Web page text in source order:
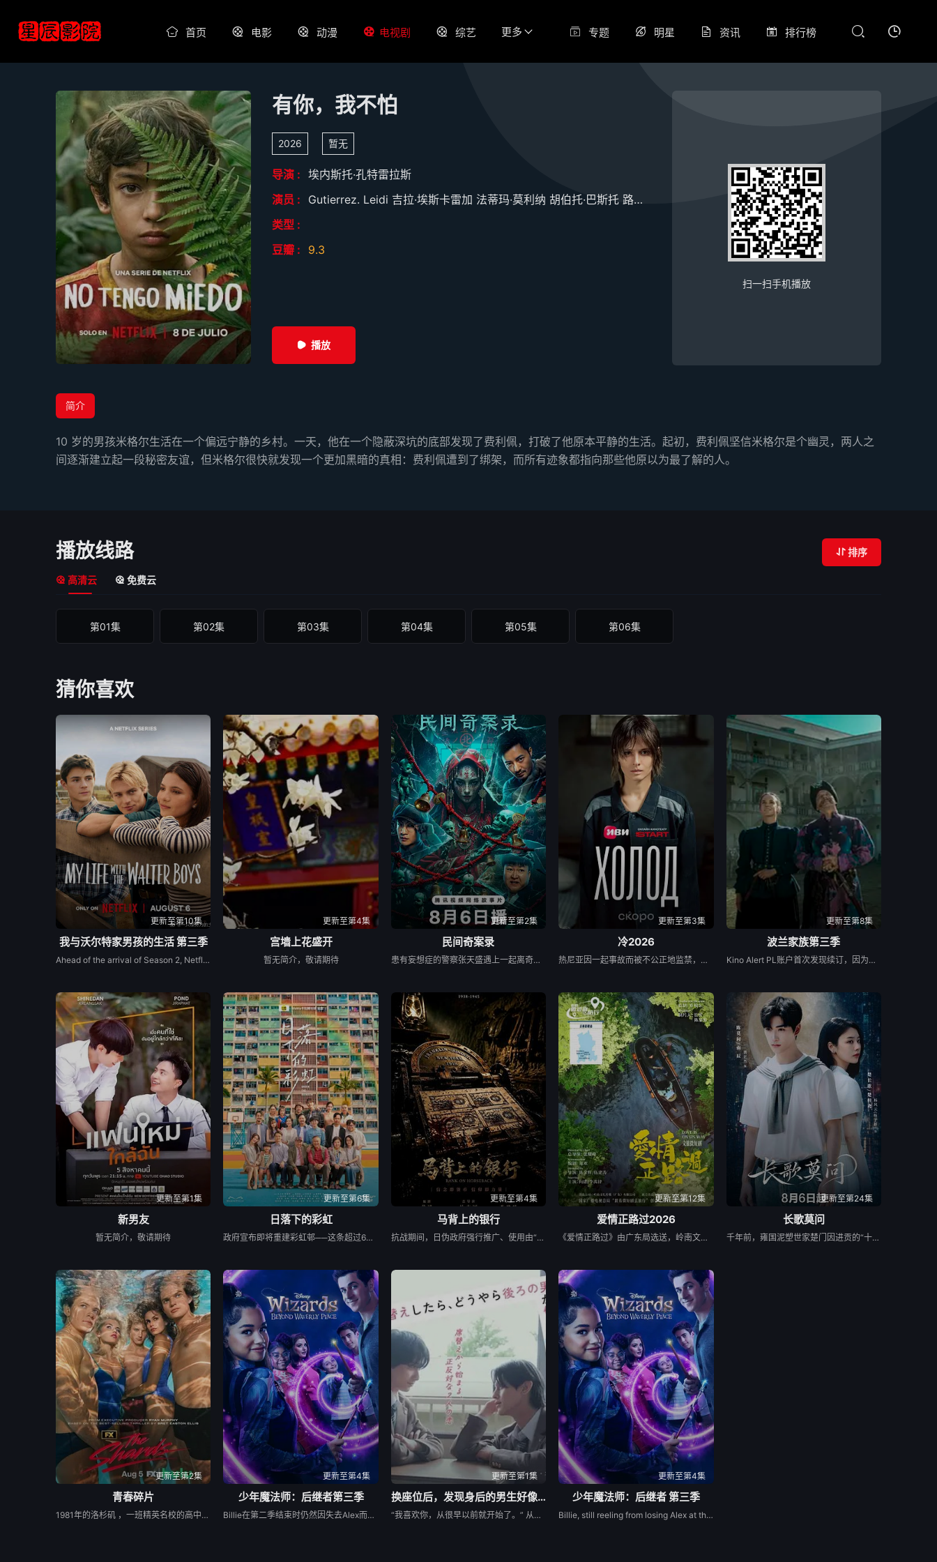
首页 电影 动漫 电视剧 综艺 更多 专题 明星 资讯 排行榜
有你，我不怕
2026 暂无
导演 : 埃内斯托·孔特雷拉斯
演员 :
Gutierrez. Leidi 吉拉·埃斯卡雷加 法蒂玛·莫利纳 胡伯托·巴斯托 路易斯·阿伯提
类型 :
豆瓣 :
9.3
播放
扫一扫手机播放
简介
10 岁的男孩米格尔生活在一个偏远宁静的乡村。一天，他在一个隐蔽深坑的底部发现了费利佩，打破了他原本平静的生活。起初，费利佩坚信米格尔是个幽灵，两人之
间逐渐建立起一段秘密友谊，但米格尔很快就发现一个更加黑暗的真相：费利佩遭到了绑架，而所有迹象都指向那些他原以为最了解的人。
播放线路 排序
高清云 免费云
第01集 第02集 第03集 第04集 第05集 第06集
猜你喜欢
更新至第10集
我与沃尔特家男孩的生活 第三季
Ahead of the arrival of Season 2, Netflix has renewed My Life with the Walter Boys for a third season.
更新至第4集
宫墙上花盛开
暂无简介，敬请期待
更新至第2集
民间奇案录
患有妄想症的警察张天盛遇上一起离奇的神像杀人事件，勘案过程中，牵引出“婴胎报仇”，“娘娘索命”等一连串妖异事件，张天盛虽被种种诡怪幻象阻碍，却坚信这是藏在迷信后的人为诡计，勇于向封建传统宣战，敢于破除流传已久的迷信糟粕，最终，在战胜妄想症的同时，成功还原真相，伸张正义。
更新至第3集
冷2026
热尼亚因一起事故而被不公正地监禁，她的丈夫和6岁的女儿在事故中死亡。这起事故的真正罪魁祸首是富家子弟，他们强大的父母“帮助”法院做出了“正确”的决定。在监狱里，热尼亚意外地拯救了一个有影响力的囚犯————亚娜，因为谋杀而服刑的女囚。出于感激，她教热尼亚如何变得更加强大，并帮助她越狱。重获自由后，热尼亚从雅娜那里获得了大笔财富，由此对那些曾经的敌人展开了正义的复仇……
更新至第8集
波兰家族第三季
Kino Alert PL账户首次发现续订，因为他们注意到该系列已向波兰电影学院（Polski Institut Sztuki Filmowej）申请了当地资金，要求获得超过200万美元（770万波兰兹罗提）的资金，并获得了批准。Netflix于4月2日正式确认了这一消息，并在社交媒体上发布了一篇帖子，确认续订第三季，并表示该剧将于2026年上映。
更新至第1集
新男友
暂无简介，敬请期待
更新至第6集
日落下的彩虹
政府宣布即将重建彩虹邨──这条超过60年的名牌屋邨，满载香港情怀，是几代人的成长与回忆。 剧集以七个发生在彩虹之下、细腻动人的小故事，编写各种情感与遗憾，建构香港人的屋邨情怀，当中由不同人物串连不同故事，阡陌交错，并在当中穿插彩虹邨进入倒数的命运，引发现实共鸣。 七个故事包括了亲情、友情、爱情、甚至奇情： （一）彩虹邨的上海理发厅金牌夫妻档，决心面对恩爱背后藏着而难以启齿的秘密； （二）由母亲一手带大的区家三姐弟，因积聚多年的心结而搞出搬迁前的分⼾风波； （三）由小玩到大的彩虹三姊妹淘因为成长而各走各路； （四）离开彩虹邨多年的男生重遇面目全非的初恋女生，两日在人生低谷中寻回彼此初心； （五）屋邨中女恋上国外大厨，但无论是彩虹邨还是关系，都有敌不过的限期； （六）一对由1962年彩虹邨落成便认识的好兄弟，看着一代代人离开，到现在，他们也要面对儿女移民的抉择；以及 （七）一对怨恨极深的父子情，如何在彩虹邨清拆前、在父亲生命最后的限期内，重拾和面对彼此关系⋯⋯ 彩虹邨有期限，人与人的关系也有期限，但因为有了期限，我们才更加珍惜；地方会改变，但当中的人情却永留心中。
更新至第4集
马背上的银行
抗战期间，日伪政府强行推广、使用由“中国准备银行”发行的伪钞货币。根据党中央指示，高景波、徐邵梁、孙希光和黄鹰等人开始筹备建立冀南银行，手艺人张宝田在共产党人的感召下承担起印刷冀南币的使命。1939年，冀南银行正式宣布成立，此后不断遭受到日军和国民党反动派的阻挠镇压和围剿，邢台人民为了保护冀南银行付出了英勇牺牲。冀南银行的同志们在邢台人民的帮助下一次次瓦解了日军的阴谋，他们用生命保护银行资产，在烽火硝烟中坚持开展业务，在这场金融战争中取得了胜利。
更新至第12集
爱情正路过2026
《爱情正路过》由广东局选送，岭南文化传媒（广东）有限公司出品，10分钟*12集，取景地为云南昆明滇池、海埂大坝等，讲述了两个性格迥异、生活经历不同的都市青年男女，在昆明旅行中彼此治愈与成长的爱情故事，展现了昆明文旅、非遗、少数民族文化等元素。
更新至第24集
长歌莫问
千年前，雍国泥塑世家楚门因进贡的“十二生肖”离奇流血炸裂，惨遭满门流放，楚父以死鸣冤。楚家大小姐楚梓鸢带着滔天恨意，在屠刀落地的瞬间，灵魂跨越千年，附身到了与她容貌一模一样的女大学生——楚长歌的身上。命运的齿轮再次转动... 重生后，她惊觉现任男友陈莫问竟与前世仇人南辰面貌如一。面对这张令她切齿又心动的“仇人脸”，楚梓鸢在复仇执念与现实温情间反复横跳，与陈莫问展开了一段亦敌亦友、极限拉扯的宿命羁绊。 与此同时，围绕楚门遗作“泥塑坐虎”的夺宝大战爆发，各方势力意图夺取其中暗藏的密集《天工开物》。在阴谋环伺的全国泥塑大赛中，面对对手的投毒陷害与技术封锁，楚长歌与陈莫问最终放下成见，携手破局。他们利用硬核化学原理强势拆穿延续千年的“流血”骗局，在惊险的博弈中不仅守护了家族命脉，更揭开了当年背叛背后的深情真相。最终，这份执念化为大爱，楚门非遗技艺在两人的共同守护下，跨越千年焕发出全新生机。
更新至第2集
青春碎片
1981年的洛杉矶 ，一班精英名校的高中生原本过住灿烂生活，直至一位神秘转校生出现。与此同时，专门猎杀青少年的连环杀人魔“The Trawler”在市内肆虐，令似乎美好的青春岁月，瞬间变成挥之不去的梦...
更新至第4集
少年魔法师：后继者第三季
Billie在第二季结束时仍然因失去Alex而感到震惊，她发现拯救母亲的唯一方法就是与失散多年的父亲团聚。当她的家人联合起来寻找亚历克斯时，比利意识到他们的联合力量是俄罗斯人击败困扰他们的邪恶的唯一途径。
更新至第1集
换座位后，发现身后的男生好像喜欢我
“我喜欢你，从很早以前就开始了。” 从换座位开始⁉︎ 性格完全相反的两人，恋爱即将展开！！ “我喜欢你。” 极其平凡的高中生·间山晴（小西詠斗 饰），因从后排传过来的纸上写着一句告白而受到冲击。 没想到，写这句话的人竟是班上中心人物、超级大帅哥·朝宫光星（元之介 饰）。 “这不是写给我的吧？”虽然心里怀疑，但朝宫干脆地回答道：“就是写给间山的。” 不仅如此，他过分沉重的爱意还一天比一天升温！？ “我忍不住了，因为我已经忍耐很久了。” “我一直都想这样做。” 从开头到结尾，尊贵感MAX！！ 对爱情勇往直前的头号人气男生 × 超纯情懵懂男生的青春BL♡
更新至第4集
少年魔法师：后继者 第三季
Billie, still reeling from losing Alex at the end of Season 2, discovers that the only way to rescue her mother is to reunite with her long-lost father. As her family bands together to find Alex, Billie realizes that their combined power is the only way the Russos can defeat the evil plaguing them.